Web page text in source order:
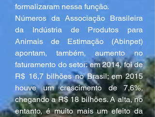
formalizaram nessa função.
Números da Associação Brasileira
da Indústria de Produtos para
Animais de Estimação (Abinpet)
apontam, também, aumento no
faturamento do setor: em 2014, foi de
R$ 16,7 bilhões no Brasil; em 2015
houve um crescimento de 7,6%,
chegando a R$ 18 bilhões. A alta, no
entanto, é muito mais um efeito da